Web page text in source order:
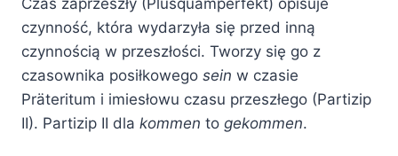
Czas zaprzeszły (Plusquamperfekt) opisuje
czynność, która wydarzyła się przed inną
czynnością w przeszłości. Tworzy się go z
czasownika posiłkowego sein w czasie
Präteritum i imiesłowu czasu przeszłego (Partizip
II). Partizip II dla kommen to gekommen.